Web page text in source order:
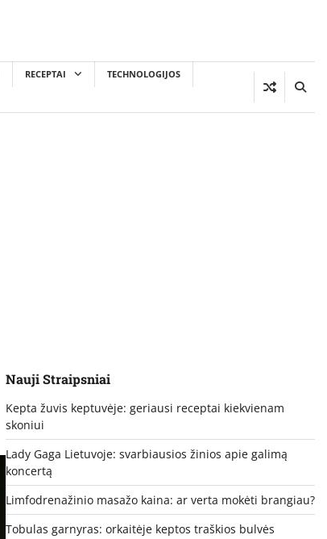
RECEPTAI TECHNOLOGIJOS
Nauji Straipsniai
Kepta žuvis keptuvėje: geriausi receptai kiekvienam
skoniui
Lady Gaga Lietuvoje: svarbiausios žinios apie galimą
koncertą
Limfodrenažinio masažo kaina: ar verta mokėti brangiau?
Tobulas garnyras: orkaitėje keptos traškios bulvės